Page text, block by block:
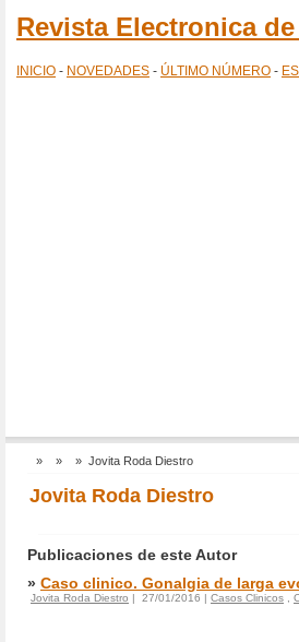
Revista Electronica
INICIO - NOVEDADES - ÚLTIMO NÚMERO -
» » » Jovita Roda Diestro
Jovita Roda Diestro
Publicaciones de este Autor
» Caso clinico. Gonalgia de larga
Jovita Roda Diestro | 27/01/2016 | Casos Clinicos